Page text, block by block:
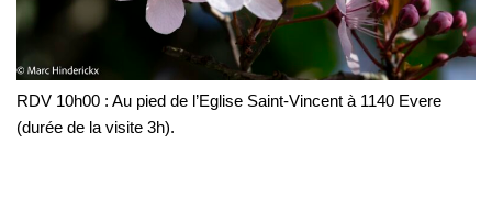
RDV 10h00 : Au pied de l’Eglise Saint-Vincent à 1140 Evere
(durée de la visite 3h).